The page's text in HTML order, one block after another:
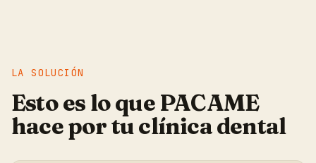
LA SOLUCIÓN
Esto es lo que PACAME
hace por tuclínica dental